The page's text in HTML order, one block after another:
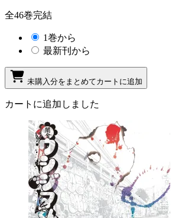
全46巻完結
1巻から
最新刊から
未購入分をまとめてカートに追加
カートに追加しました